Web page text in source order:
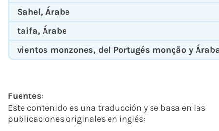
Sahel, Árabe
taifa, Árabe
vientos monzones, del Portugés monção y
Fuentes:
Este contenido es una traducción y se basa en las
publicaciones originales en inglés: